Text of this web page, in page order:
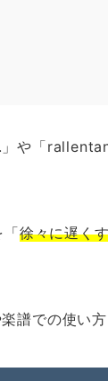
や「
「徐々に遅く
譜での使い